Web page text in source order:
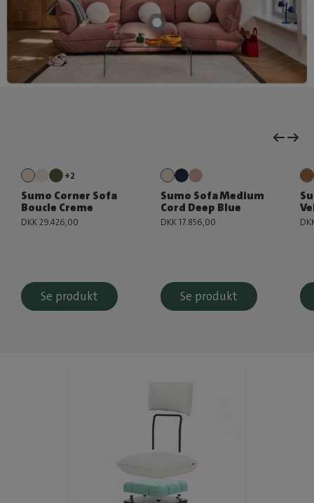
+2
Sumo Corner Sofa
Boucle Creme
DKK 29.426,00
Se produkt
Sumo Sofa Medium
Cord Deep Blue
DKK 17.856,00
Se produkt